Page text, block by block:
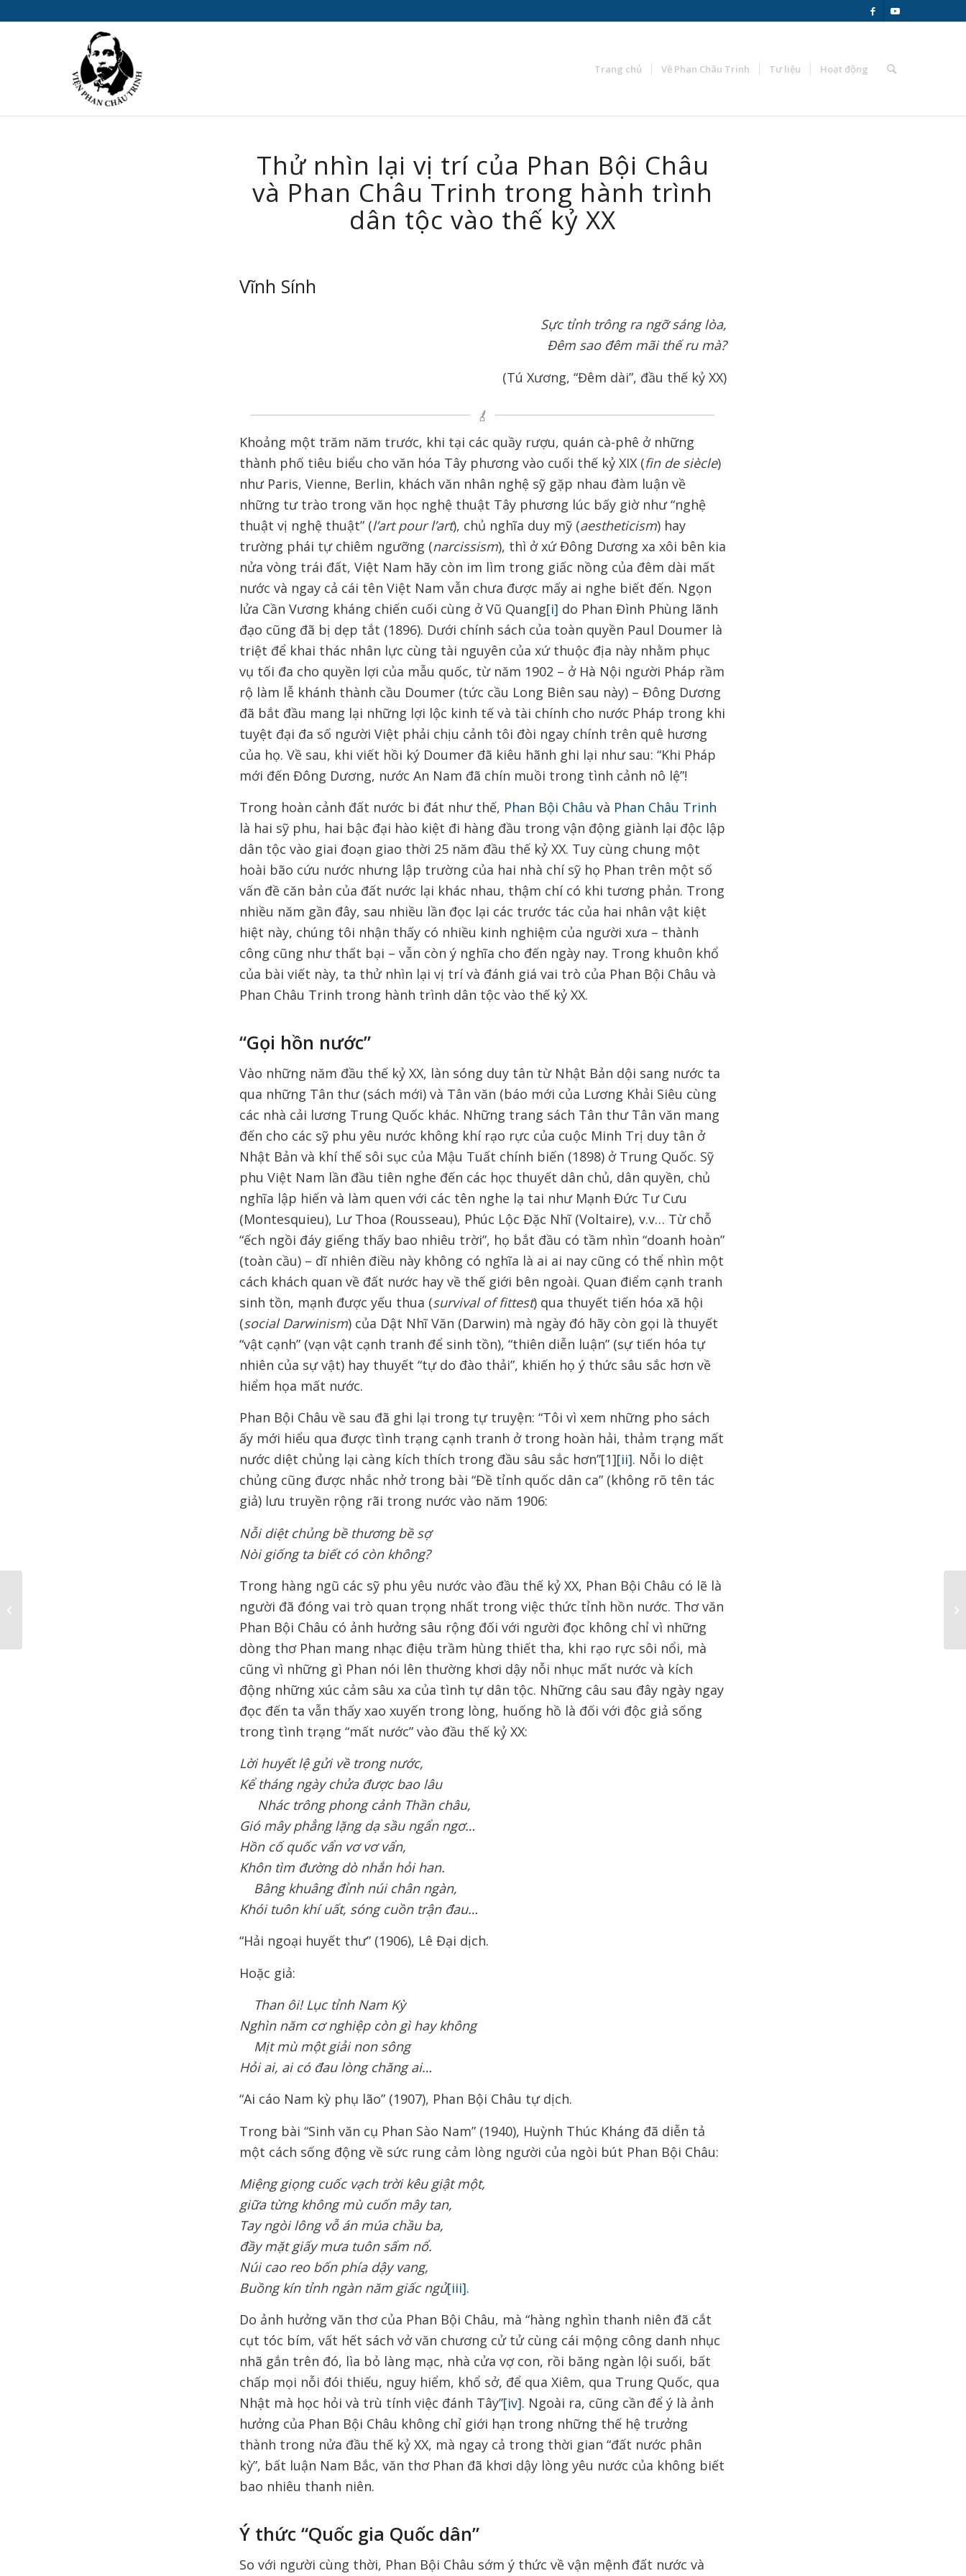
Trang chủ Về Phan Châu Trinh Tư liệu Hoạt động
Thử nhìn lại vị trí của Phan Bội Châu
và Phan Châu Trinh trong hành trình
dân tộc vào thế kỷ XX
Vĩnh Sính
Sực tỉnh trông ra ngỡ sáng lòa,
Đêm sao đêm mãi thế ru mà?
(Tú Xương, “Đêm dài”, đầu thế kỷ XX)
Khoảng một trăm năm trước, khi tại các quầy rượu, quán cà-phê ở những
thành phố tiêu biểu cho văn hóa Tây phương vào cuối thế kỷ XIX (fin de siècle)
như Paris, Vienne, Berlin, khách văn nhân nghệ sỹ gặp nhau đàm luận về
những tư trào trong văn học nghệ thuật Tây phương lúc bấy giờ như “nghệ
thuật vị nghệ thuật” (l’art pour l’art), chủ nghĩa duy mỹ (aestheticism) hay
trường phái tự chiêm ngưỡng (narcissism), thì ở xứ Đông Dương xa xôi bên kia
nửa vòng trái đất, Việt Nam hãy còn im lìm trong giấc nồng của đêm dài mất
nước và ngay cả cái tên Việt Nam vẫn chưa được mấy ai nghe biết đến. Ngọn
lửa Cần Vương kháng chiến cuối cùng ở Vũ Quang[i] do Phan Đình Phùng lãnh
đạo cũng đã bị dẹp tắt (1896). Dưới chính sách của toàn quyền Paul Doumer là
triệt để khai thác nhân lực cùng tài nguyên của xứ thuộc địa này nhằm phục
vụ tối đa cho quyền lợi của mẫu quốc, từ năm 1902 – ở Hà Nội người Pháp rầm
rộ làm lễ khánh thành cầu Doumer (tức cầu Long Biên sau này) – Đông Dương
đã bắt đầu mang lại những lợi lộc kinh tế và tài chính cho nước Pháp trong khi
tuyệt đại đa số người Việt phải chịu cảnh tôi đòi ngay chính trên quê hương
của họ. Về sau, khi viết hồi ký Doumer đã kiêu hãnh ghi lại như sau: “Khi Pháp
mới đến Đông Dương, nước An Nam đã chín muồi trong tình cảnh nô lệ”!
Trong hoàn cảnh đất nước bi đát như thế, Phan Bội Châu và Phan Châu Trinh
là hai sỹ phu, hai bậc đại hào kiệt đi hàng đầu trong vận động giành lại độc lập
dân tộc vào giai đoạn giao thời 25 năm đầu thế kỷ XX. Tuy cùng chung một
hoài bão cứu nước nhưng lập trường của hai nhà chí sỹ họ Phan trên một số
vấn đề căn bản của đất nước lại khác nhau, thậm chí có khi tương phản. Trong
nhiều năm gần đây, sau nhiều lần đọc lại các trước tác của hai nhân vật kiệt
hiệt này, chúng tôi nhận thấy có nhiều kinh nghiệm của người xưa – thành
công cũng như thất bại – vẫn còn ý nghĩa cho đến ngày nay. Trong khuôn khổ
của bài viết này, ta thử nhìn lại vị trí và đánh giá vai trò của Phan Bội Châu và
Phan Châu Trinh trong hành trình dân tộc vào thế kỷ XX.
“Gọi hồn nước”
Vào những năm đầu thế kỷ XX, làn sóng duy tân từ Nhật Bản dội sang nước ta
qua những Tân thư (sách mới) và Tân văn (báo mới của Lương Khải Siêu cùng
các nhà cải lương Trung Quốc khác. Những trang sách Tân thư Tân văn mang
đến cho các sỹ phu yêu nước không khí rạo rực của cuộc Minh Trị duy tân ở
Nhật Bản và khí thế sôi sục của Mậu Tuất chính biến (1898) ở Trung Quốc. Sỹ
phu Việt Nam lần đầu tiên nghe đến các học thuyết dân chủ, dân quyền, chủ
nghĩa lập hiến và làm quen với các tên nghe lạ tai như Mạnh Đức Tư Cưu
(Montesquieu), Lư Thoa (Rousseau), Phúc Lộc Đặc Nhĩ (Voltaire), v.v… Từ chỗ
“ếch ngồi đáy giếng thấy bao nhiêu trời”, họ bắt đầu có tầm nhìn “doanh hoàn”
(toàn cầu) – dĩ nhiên điều này không có nghĩa là ai ai nay cũng có thể nhìn một
cách khách quan về đất nước hay về thế giới bên ngoài. Quan điểm cạnh tranh
sinh tồn, mạnh được yếu thua (survival of fittest) qua thuyết tiến hóa xã hội
(social Darwinism) của Dật Nhĩ Văn (Darwin) mà ngày đó hãy còn gọi là thuyết
“vật cạnh” (vạn vật cạnh tranh để sinh tồn), “thiên diễn luận” (sự tiến hóa tự
nhiên của sự vật) hay thuyết “tự do đào thải”, khiến họ ý thức sâu sắc hơn về
hiểm họa mất nước.
Phan Bội Châu về sau đã ghi lại trong tự truyện: “Tôi vì xem những pho sách
ấy mới hiểu qua được tình trạng cạnh tranh ở trong hoàn hải, thảm trạng mất
nước diệt chủng lại càng kích thích trong đầu sâu sắc hơn”[1][ii]. Nỗi lo diệt
chủng cũng được nhắc nhở trong bài “Đề tỉnh quốc dân ca” (không rõ tên tác
giả) lưu truyền rộng rãi trong nước vào năm 1906:
Nỗi diệt chủng bề thương bề sợ
Nòi giống ta biết có còn không?
Trong hàng ngũ các sỹ phu yêu nước vào đầu thế kỷ XX, Phan Bội Châu có lẽ là
người đã đóng vai trò quan trọng nhất trong việc thức tỉnh hồn nước. Thơ văn
Phan Bội Châu có ảnh hưởng sâu rộng đối với người đọc không chỉ vì những
dòng thơ Phan mang nhạc điệu trầm hùng thiết tha, khi rạo rực sôi nổi, mà
cũng vì những gì Phan nói lên thường khơi dậy nỗi nhục mất nước và kích
động những xúc cảm sâu xa của tình tự dân tộc. Những câu sau đây ngày ngay
đọc đến ta vẫn thấy xao xuyến trong lòng, huống hồ là đối với độc giả sống
trong tình trạng “mất nước” vào đầu thế kỷ XX:
Lời huyết lệ gửi về trong nước,
Kể tháng ngày chửa được bao lâu
Nhác trông phong cảnh Thần châu,
Gió mây phẳng lặng dạ sầu ngẩn ngơ…
Hồn cố quốc vẩn vơ vơ vẩn,
Khôn tìm đường dò nhắn hỏi han.
Bâng khuâng đỉnh núi chân ngàn,
Khói tuôn khí uất, sóng cuồn trận đau…
“Hải ngoại huyết thư” (1906), Lê Đại dịch.
Hoặc giả:
Than ôi! Lục tỉnh Nam Kỳ
Nghìn năm cơ nghiệp còn gì hay không
Mịt mù một giải non sông
Hỏi ai, ai có đau lòng chăng ai…
“Ai cáo Nam kỳ phụ lão” (1907), Phan Bội Châu tự dịch.
Trong bài “Sinh văn cụ Phan Sào Nam” (1940), Huỳnh Thúc Kháng đã diễn tả
một cách sống động về sức rung cảm lòng người của ngòi bút Phan Bội Châu:
Miệng giọng cuốc vạch trời kêu giật một,
giữa từng không mù cuốn mây tan,
Tay ngòi lông vỗ án múa chầu ba,
đầy mặt giấy mưa tuôn sấm nổ.
Núi cao reo bốn phía dậy vang,
Buồng kín tỉnh ngàn năm giấc ngủ[iii].
Do ảnh hưởng văn thơ của Phan Bội Châu, mà “hàng nghìn thanh niên đã cắt
cụt tóc bím, vất hết sách vở văn chương cử tử cùng cái mộng công danh nhục
nhã gắn trên đó, lìa bỏ làng mạc, nhà cửa vợ con, rồi băng ngàn lội suối, bất
chấp mọi nỗi đói thiếu, nguy hiểm, khổ sở, để qua Xiêm, qua Trung Quốc, qua
Nhật mà học hỏi và trù tính việc đánh Tây”[iv]. Ngoài ra, cũng cần để ý là ảnh
hưởng của Phan Bội Châu không chỉ giới hạn trong những thế hệ trưởng
thành trong nửa đầu thế kỷ XX, mà ngay cả trong thời gian “đất nước phân
kỳ”, bất luận Nam Bắc, văn thơ Phan đã khơi dậy lòng yêu nước của không biết
bao nhiêu thanh niên.
Ý thức “Quốc gia Quốc dân”
So với người cùng thời, Phan Bội Châu sớm ý thức về vận mệnh đất nước và